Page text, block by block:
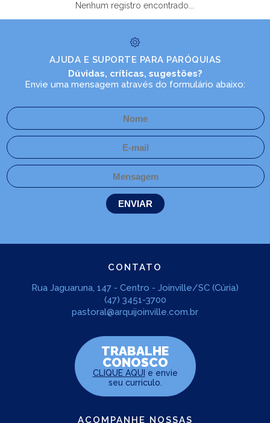
Nenhum registro encontrado...
AJUDA E SUPORTE PARA PARÓQUIAS
Dúvidas, críticas, sugestões?
Envie uma mensagem através do formulário abaixo:
CONTATO
Rua Jaguaruna, 147 - Centro - Joinville/SC (Cúria)
(47) 3451-3700
pastoral@arquijoinville.com.br
TRABALHE
CONOSCO
CLIQUE AQUI e envie
seu curriculo.
ACOMPANHE NOSSAS